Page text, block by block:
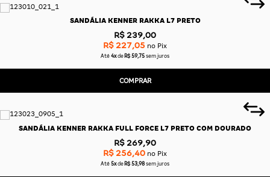
SANDÁLIA KENNER RAKKA L7 PRETO
R$ 239,00
R$ 227,05 no Pix
Até 4x de R$ 59,75 sem juros
COMPRAR
SANDÁLIA KENNER RAKKA FULL FORCE L7 PRETO COM DOURADO
R$ 269,90
R$ 256,40 no Pix
Até 5x de R$ 53,98 sem juros